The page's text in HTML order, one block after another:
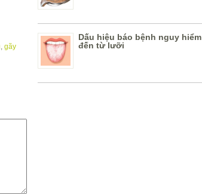
, gãy
Dấu hiệu báo bệnh nguy hiểm
đến từ lưỡi